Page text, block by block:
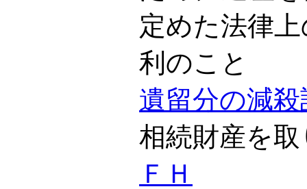
定めた法律
利のこと
遺留分の減
相続財産を
ＦＨ